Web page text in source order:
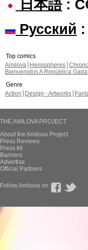
日本語:
Русский
Top comics
Amilova
Hemispheres
Bienvenidos A República Gada
Genre
Action
Design - Artworks
THE AMILOVA PROJECT
About the Amilova Project
Press Reviews
Press kit
Banners
Advertise
Official Partners
Follow Amilova on